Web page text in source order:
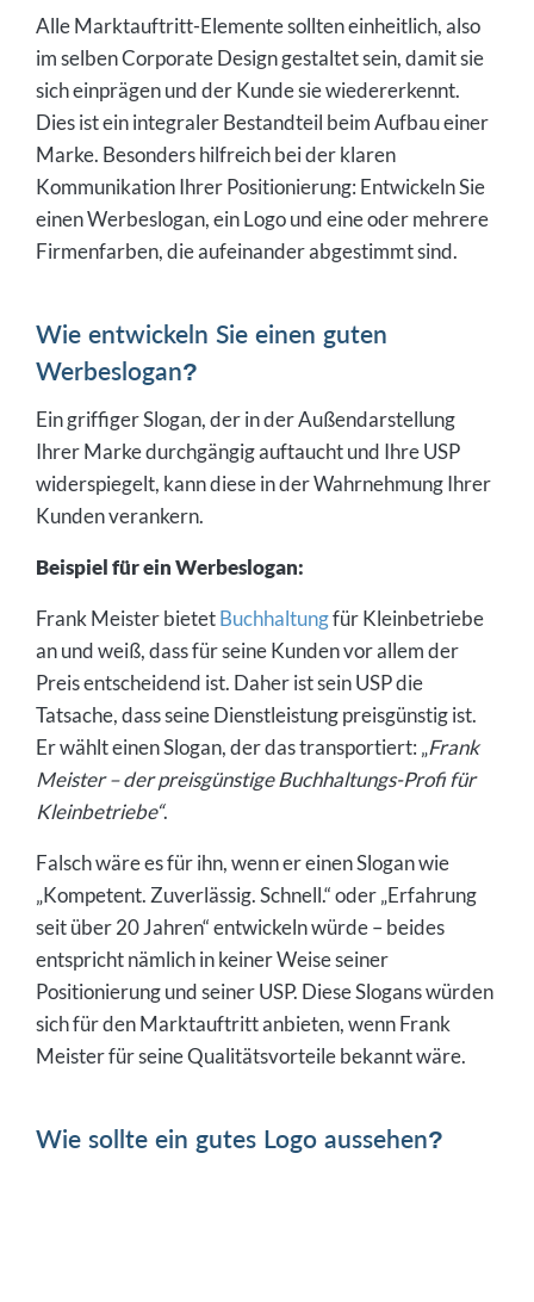
Alle Marktauftritt-Elemente sollten einheitlich, also
im selben Corporate Design gestaltet sein, damit sie
sich einprägen und der Kunde sie wiedererkennt.
Dies ist ein integraler Bestandteil beim Aufbau einer
Marke. Besonders hilfreich bei der klaren
Kommunikation Ihrer Positionierung: Entwickeln Sie
einen Werbeslogan, ein Logo und eine oder mehrere
Firmenfarben, die aufeinander abgestimmt sind.
Wie entwickeln Sie einen guten
Werbeslogan?
Ein griffiger Slogan, der in der Außendarstellung
Ihrer Marke durchgängig auftaucht und Ihre USP
widerspiegelt, kann diese in der Wahrnehmung Ihrer
Kunden verankern.
Beispiel für ein Werbeslogan:
Frank Meister bietetBuchhaltungfür Kleinbetriebe
an und weiß, dass für seine Kunden vor allem der
Preis entscheidend ist. Daher ist sein USP die
Tatsache, dass seine Dienstleistung preisgünstig ist.
Er wählt einen Slogan, der das transportiert: „Frank
Meister – der preisgünstige Buchhaltungs-Profi für
Kleinbetriebe“.
Falsch wäre es für ihn, wenn er einen Slogan wie
„Kompetent. Zuverlässig. Schnell.“ oder „Erfahrung
seit über 20 Jahren“ entwickeln würde – beides
entspricht nämlich in keiner Weise seiner
Positionierung und seiner USP. Diese Slogans würden
sich für den Marktauftritt anbieten, wenn Frank
Meister für seine Qualitätsvorteile bekannt wäre.
Wie sollte ein gutes Logo aussehen?